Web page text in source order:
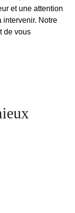
et une attention
intervenir. Notre
de vous